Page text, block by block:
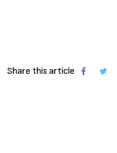
Share this article